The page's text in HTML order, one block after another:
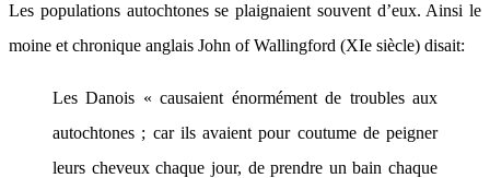
Les populations autochtones se plaignaient souvent d’eux. Ainsi le
moine et chronique anglais John of Wallingford (XIe siècle) disait:
Les Danois « causaient énormément de troubles aux
autochtones ; car ils avaient pour coutume de peigner
leurs cheveux chaque jour, de prendre un bain chaque